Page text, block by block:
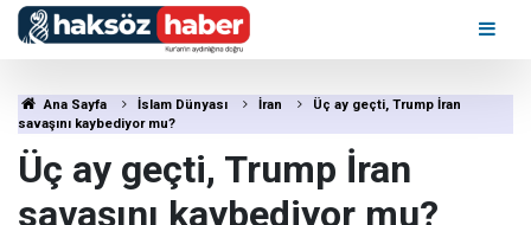
Ana Sayfa İslam Dünyası İran
Üç ay geçti, Trump İran
savaşını kaybediyor mu?
Üç ay geçti, Trump İran
savaşını kaybediyor mu?